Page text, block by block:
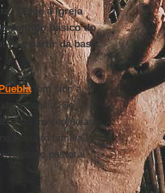
é que a Igreja
sentido básico do
lo a partir da base.
tem sido a
à família. Se
das conferências
assunto família.
plano pastoral